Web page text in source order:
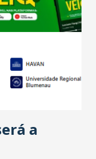
de 2025, 40% dos
e outros 40%
de
pouco abaixo
não existiam em
também
a